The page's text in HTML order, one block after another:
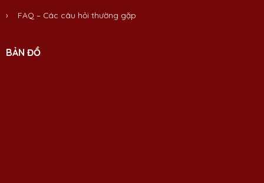
› FAQ – Các câu hỏi thường gặp
BẢN ĐỒ